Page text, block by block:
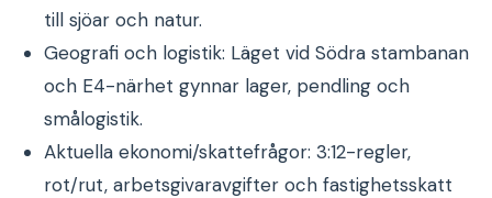
till sjöar och natur.
Geografi och logistik: Läget vid Södra stambanan
och E4-närhet gynnar lager, pendling och
smålogistik.
Aktuella ekonomi/skattefrågor: 3:12-regler,
rot/rut, arbetsgivaravgifter och fastighetsskatt